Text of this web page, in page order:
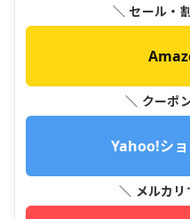
＼ セール・
＼ クーポ
Yahoo!シ
＼ メルカ